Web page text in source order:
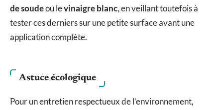
de soudeou levinaigre blanc, en veillant toutefois à
tester ces derniers sur une petite surface avant une
application complète.
Astuce écologique
Pour un entretien respectueux de l’environnement,